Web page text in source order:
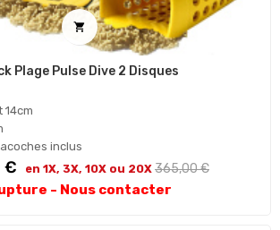

Plage Pulse Dive 2 Disques
14cm
inclus
€ en 1X, 3X, 10X ou 20X Prix
365,00 €
- Nous contacter